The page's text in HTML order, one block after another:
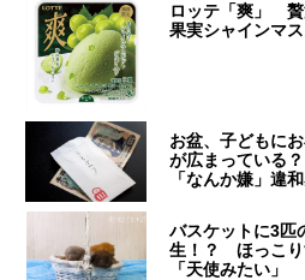
ロッテ「爽」 贅
果実シャインマ
お盆、子どもに
が広まっている
「なんか嫌」違
バスケットに3
生！？ ほっこり
「天使みたい」